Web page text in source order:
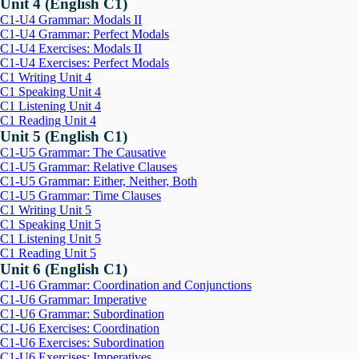
Unit 4 (English C1)
C1-U4 Grammar: Modals II
C1-U4 Grammar: Perfect Modals
C1-U4 Exercises: Modals II
C1-U4 Exercises: Perfect Modals
C1 Writing Unit 4
C1 Speaking Unit 4
C1 Listening Unit 4
C1 Reading Unit 4
Unit 5 (English C1)
C1-U5 Grammar: The Causative
C1-U5 Grammar: Relative Clauses
C1-U5 Grammar: Either, Neither, Both
C1-U5 Grammar: Time Clauses
C1 Writing Unit 5
C1 Speaking Unit 5
C1 Listening Unit 5
C1 Reading Unit 5
Unit 6 (English C1)
C1-U6 Grammar: Coordination and Conjunctions
C1-U6 Grammar: Imperative
C1-U6 Grammar: Subordination
C1-U6 Exercises: Coordination
C1-U6 Exercises: Subordination